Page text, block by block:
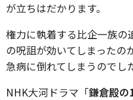
が立ちはだかります。
権力に執着する比企一族
の呪詛が効いてしまったの
急病に倒れてしまうのでし
NHK大河ドラマ「鎌倉殿の